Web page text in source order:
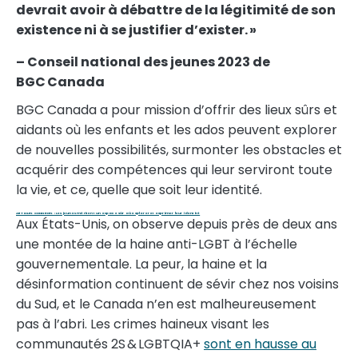
devrait avoir à débattre de la légitimité de son
existence ni à se justifier d’exister. »
– Conseil national des jeunes 2023 de
BGC Canada
BGC Canada a pour mission d’offrir des lieux sûrs et
aidants où les enfants et les ados peuvent explorer
de nouvelles possibilités, surmonter les obstacles et
acquérir des compétences qui leur serviront toute
la vie, et ce, quelle que soit leur identité.
ARTICLES CONNEXES : Les jeunes méritent un espace sûr où explorer et exprimer leur identité
Aux États-Unis, on observe depuis près de deux ans
une montée de la haine anti-LGBT à l’échelle
gouvernementale. La peur, la haine et la
désinformation continuent de sévir chez nos voisins
du Sud, et le Canada n’en est malheureusement
pas à l’abri. Les crimes haineux visant les
communautés 2S & LGBTQIA+ sont en hausse au